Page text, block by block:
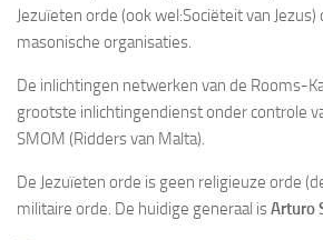
Jezuïeten orde (ook wel:Sociëteit van
masonische organisaties.
De inlichtingen netwerken van de Rooms-
grootste inlichtingendienst onder controle
SMOM (Ridders van Malta).
De Jezuïeten orde is geen religieuze orde
militaire orde. De huidige generaal isArturo